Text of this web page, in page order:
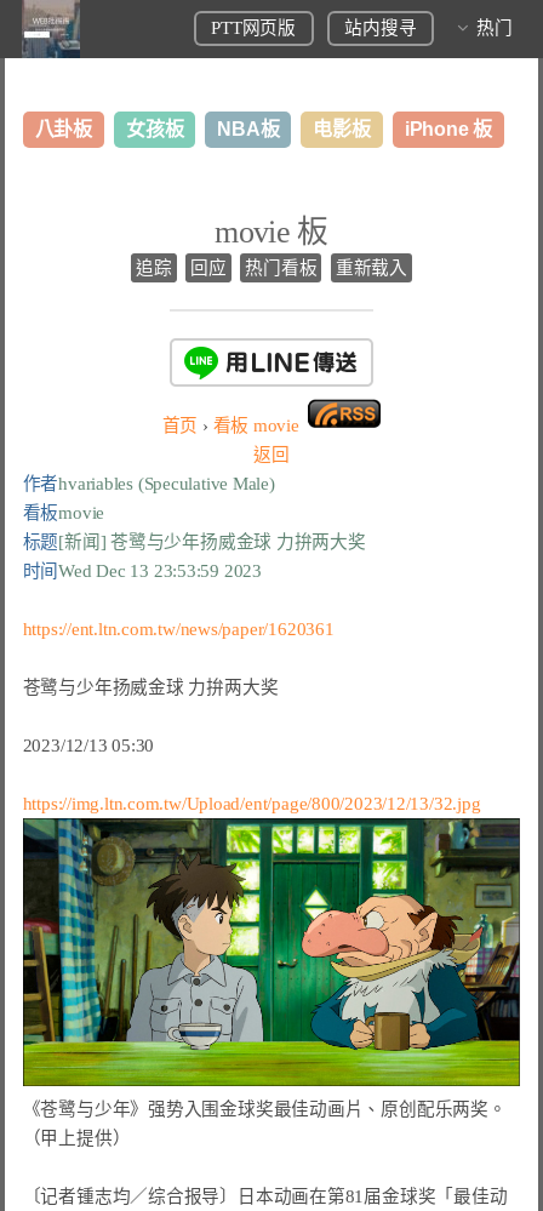
PTT网页版 站内搜寻 热门
八卦板 女孩板 NBA板 电影板 iPhone 板
movie 板
追踪 回应 热门看板 重新载入
首页 › 看板 movie
返回
作者hvariables (Speculative Male)
看板movie
标题[新闻] 苍鹭与少年扬威金球 力拚两大奖
时间Wed Dec 13 23:53:59 2023
https://ent.ltn.com.tw/news/paper/1620361
苍鹭与少年扬威金球 力拚两大奖
2023/12/13 05:30
https://img.ltn.com.tw/Upload/ent/page/800/2023/12/13/32.jpg
《苍鹭与少年》强势入围金球奖最佳动画片、原创配乐两奖。
（甲上提供）
〔记者锺志均／综合报导〕日本动画在第81届金球奖「最佳动